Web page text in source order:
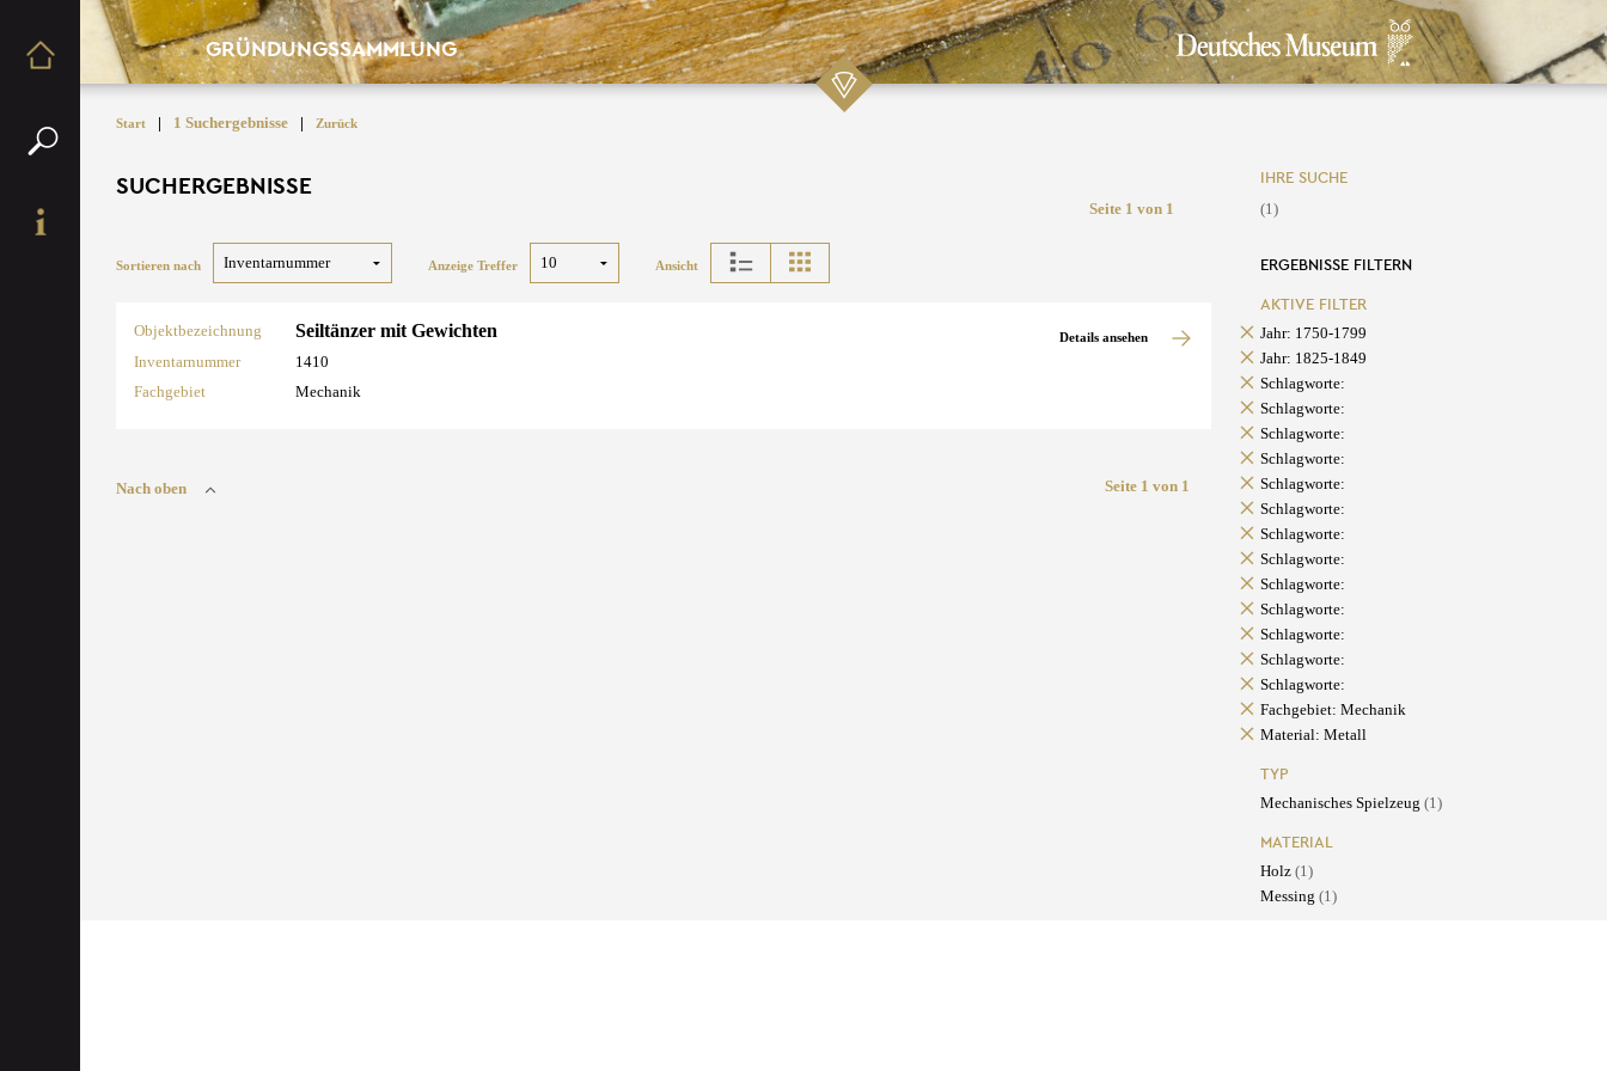
GRÜNDUNGSSAMMLUNG
Start | 1 Suchergebnisse | Zurück
SUCHERGEBNISSE
Seite 1 von 1
Sortieren nach Anzeige Treffer Ansicht
Objektbezeichnung Seiltänzer mit Gewichten
Inventarnummer
1410
Fachgebiet
Mechanik
Details ansehen
Nach oben Seite 1 von 1
IHRE SUCHE
(1)
ERGEBNISSE FILTERN
AKTIVE FILTER
Jahr: 1750-1799
Jahr: 1825-1849
Schlagworte:
Schlagworte:
Schlagworte:
Schlagworte:
Schlagworte:
Schlagworte:
Schlagworte:
Schlagworte:
Schlagworte:
Schlagworte:
Schlagworte:
Schlagworte:
Schlagworte:
Fachgebiet: Mechanik
Material: Metall
TYP
Mechanisches Spielzeug (1)
MATERIAL
Holz (1)
Messing (1)